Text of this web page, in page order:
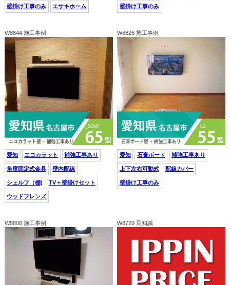
壁掛け工事のみ エサキホーム 壁掛け工事のみ
W8844 施工事例
愛知 エコカラット 補強工事あり
角度固定式金具 壁内配線
シェルフ（棚) TV＋壁掛けセット
ウッドフレンズ
W8826 施工事例
愛知 石膏ボード 補強工事あり
上下左右可動式 配線カバー
壁掛け工事のみ
W8808 施工事例 W8729 豆知識